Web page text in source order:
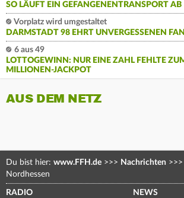
SO LÄUFT EIN GEFANGENENTRANSPORT AB
Vorplatz wird umgestaltet
DARMSTADT 98 EHRT UNVERGESSENEN FAN
6 aus 49
LOTTOGEWINN: NUR EINE ZAHL FEHLTE
MILLIONEN-JACKPOT
AUS DEM NETZ
Du bist hier: www.FFH.de >>> Nachrichten >>>
Nordhessen
RADIO NEWS